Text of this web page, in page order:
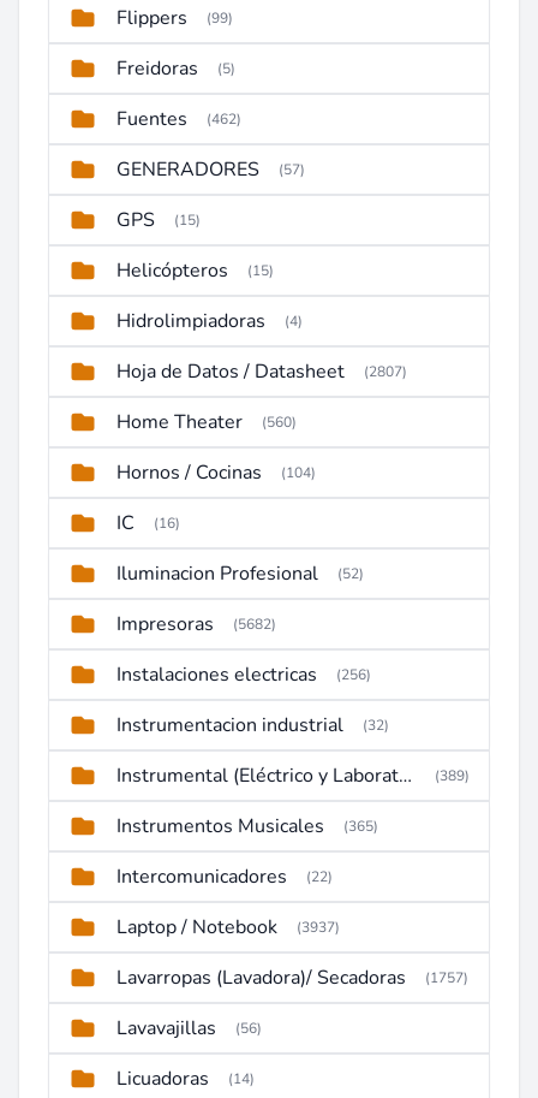
Flippers (99)
Freidoras (5)
Fuentes (462)
GENERADORES (57)
GPS (15)
Helicópteros (15)
Hidrolimpiadoras (4)
Hoja de Datos / Datasheet (2807)
Home Theater (560)
Hornos / Cocinas (104)
IC (16)
Iluminacion Profesional (52)
Impresoras (5682)
Instalaciones electricas (256)
Instrumentacion industrial (32)
Instrumental (Eléctrico y Laboratorio) (389)
Instrumentos Musicales (365)
Intercomunicadores (22)
Laptop / Notebook (3937)
Lavarropas (Lavadora)/ Secadoras (1757)
Lavavajillas (56)
Licuadoras (14)